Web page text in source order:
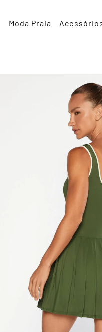
Moda Praia